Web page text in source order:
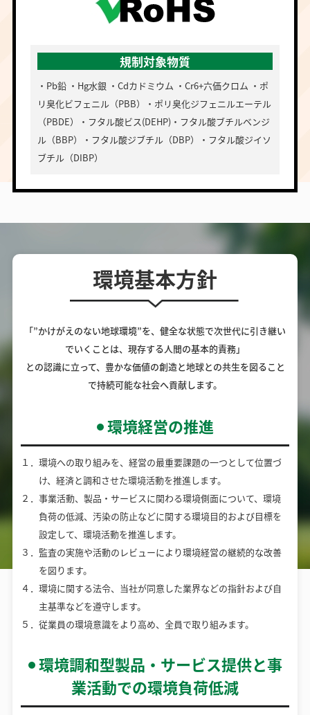
規制対象物質
・Pb鉛 ・Hg水銀 ・Cdカドミウム ・Cr6+六価クロム ・ポ
リ臭化ビフェニル（PBB）・ポリ臭化ジフェニルエーテル
（PBDE）・フタル酸ビス(DEHP)・フタル酸ブチルベンジ
ル（BBP）・フタル酸ジブチル（DBP）・フタル酸ジイソ
ブチル（DIBP）
環境基本方針
「”かけがえのない地球環境”を、健全な状態で次世代に引き継い
でいくことは、現存する人間の基本的責務」
との認識に立って、豊かな価値の創造と地球との共生を図ること
で持続可能な社会へ貢献します。
環境経営の推進
１．環境への取り組みを、経営の最重要課題の一つとして位置づ
け、経済と調和させた環境活動を推進します。
２．事業活動、製品・サービスに関わる環境側面について、環境
負荷の低減、汚染の防止などに関する環境目的および目標を
設定して、環境活動を推進します。
３．監査の実施や活動のレビューにより環境経営の継続的な改善
を図ります。
４．環境に関する法令、当社が同意した業界などの指針および自
主基準などを遵守します。
５．従業員の環境意識をより高め、全員で取り組みます。
環境調和型製品・サービス提供と事
業活動での環境負荷低減